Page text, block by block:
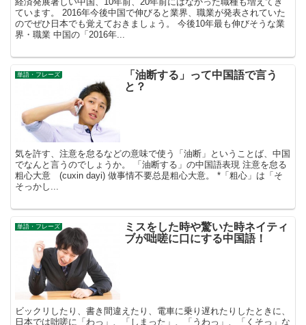
ています。 2016年今後中国で伸びると業界、職業が発表されていた
のでぜひ日本でも覚えておきましょう。 今後10年最も伸びそうな業
界・職業 中国の「2016年...
単語・フレーズ
「油断する」って中国語で言う
と？
気を許す、注意を怠るなどの意味で使う「油断」ということば、中国
でなんと言うのでしょうか。 「油断する」の中国語表現 注意を怠る
粗心大意 (cuxin dayi) 做事情不要总是粗心大意。 *「粗心」は「そ
そっかし...
単語・フレーズ
ミスをした時や驚いた時ネイティ
ブが咄嗟に口にする中国語！
ビックリしたり、書き間違えたり、電車に乗り遅れたりしたときに、
日本では咄嗟に「わっ」、「しまった」、「うわっ」、「くそっ」な